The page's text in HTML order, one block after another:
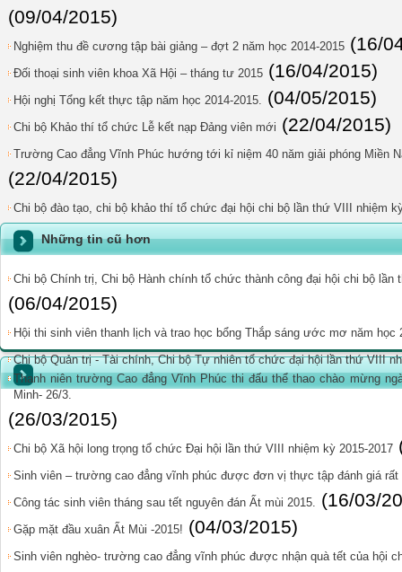
(09/04/2015)
Nghiệm thu đề cương tập bài giảng – đợt 2 năm học 2014-2015 (16/
Đối thoại sinh viên khoa Xã Hội – tháng tư 2015 (16/04/2015)
Hội nghị Tổng kết thực tập năm học 2014-2015. (04/05/2015)
Chi bộ Khảo thí tổ chức Lễ kết nạp Đảng viên mới (22/04/2015)
Trường Cao đẳng Vĩnh Phúc hướng tới kỉ niệm 40 năm giải phóng Miền
(22/04/2015)
Chi bộ đào tạo, chi bộ khảo thí tổ chức đại hội chi bộ lần thứ VIII nhiệm
Những tin cũ hơn
Chi bộ Chính trị, Chi bộ Hành chính tổ chức thành công đại hội chi bộ lần
(06/04/2015)
Hội thi sinh viên thanh lịch và trao học bổng Thắp sáng ước mơ năm học
Chi bộ Quản trị - Tài chính, Chi bộ Tự nhiên tổ chức đại hội lần thứ VIII
Thanh niên trường Cao đẳng Vĩnh Phúc thi đấu thể thao chào mừng
Minh- 26/3.
(26/03/2015)
Chi bộ Xã hội long trọng tổ chức Đại hội lần thứ VIII nhiệm kỳ 2015-2017
Sinh viên – trường cao đẳng vĩnh phúc được đơn vị thực tập đánh giá rất
Công tác sinh viên tháng sau tết nguyên đán Ất mùi 2015. (16/03/
Gặp mặt đầu xuân Ất Mùi -2015! (04/03/2015)
Sinh viên nghèo- trường cao đẳng vĩnh phúc được nhận quà tết của hội